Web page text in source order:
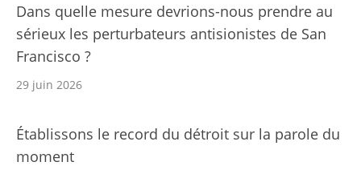
Dans quelle mesure devrions-nous prendre au
sérieux les perturbateurs antisionistes de San
Francisco ?
29 juin 2026
Établissons le record du détroit sur la parole du
moment